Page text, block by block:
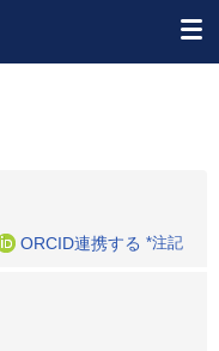
ORCID連携する *注記